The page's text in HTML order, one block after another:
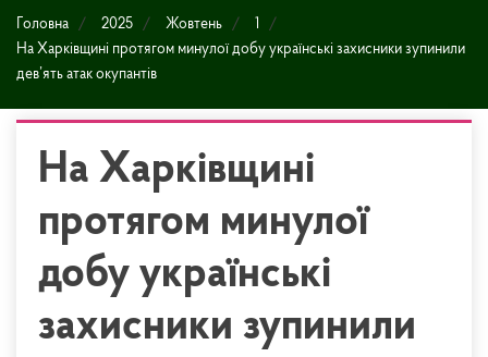
Головна 2025 Жовтень
1
На Харківщині протягом минулої добу українські захисники зупинили
дев’ять атак окупантів
На Харківщині
протягом минулої
добу українські
захисники зупинили